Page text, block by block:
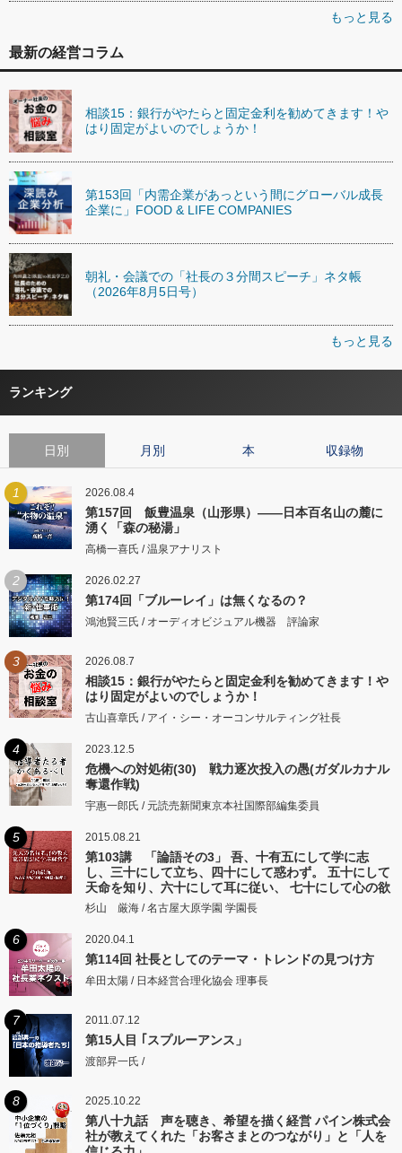
もっと見る
最新の経営コラム
相談15：銀行がやたらと固定金利を勧めてきます！や
はり固定がよいのでしょうか！
第153回「内需企業があっという間にグローバル成長
企業に」FOOD & LIFE COMPANIES
朝礼・会議での「社長の３分間スピーチ」ネタ帳
（2026年8月5日号）
もっと見る
ランキング
日別 月別 本 収録物
1 2026.08.4
第157回 飯豊温泉（山形県）――日本百名山の麓に
湧く「森の秘湯」
高橋一喜氏 / 温泉アナリスト
2 2026.02.27
第174回「ブルーレイ」は無くなるの？
鴻池賢三氏 / オーディオビジュアル機器 評論家
3 2026.08.7
相談15：銀行がやたらと固定金利を勧めてきます！や
はり固定がよいのでしょうか！
古山喜章氏 / アイ・シー・オーコンサルティング社長
4 2023.12.5
危機への対処術(30) 戦力逐次投入の愚(ガダルカナル
奪還作戦)
宇惠一郎氏 / 元読売新聞東京本社国際部編集委員
5 2015.08.21
第103講 「論語その3」 吾、十有五にして学に志
し、三十にして立ち、四十にして惑わず。 五十にして
天命を知り、六十にして耳に従い、 七十にして心の欲
するところに従いて矩をこえず。
杉山 厳海 / 名古屋大原学園 学園長
6 2020.04.1
第114回 社長としてのテーマ・トレンドの見つけ方
牟田太陽 / 日本経営合理化協会 理事長
7 2011.07.12
第15人目 ｢スプルーアンス」
渡部昇一氏 /
8 2025.10.22
第八十九話 声を聴き、希望を描く経営 パイン株式会
社が教えてくれた「お客さまとのつながり」と「人を